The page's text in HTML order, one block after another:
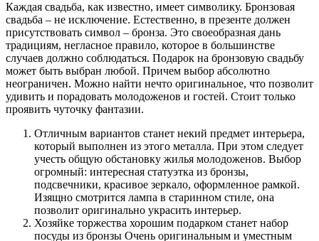
Каждая свадьба, как известно, имеет символику. Бронзовая
свадьба – не исключение. Естественно, в презенте должен
присутствовать символ – бронза. Это своеобразная дань
традициям, негласное правило, которое в большинстве
случаев должно соблюдаться. Подарок на бронзовую свадьбу
может быть выбран любой. Причем выбор абсолютно
неограничен. Можно найти нечто оригинальное, что позволит
удивить и порадовать молодоженов и гостей. Стоит только
проявить чуточку фантазии.
Отличным вариантов станет некий предмет интерьера,
который выполнен из этого металла. При этом следует
учесть общую обстановку жилья молодоженов. Выбор
огромный: интересная статуэтка из бронзы,
подсвечники, красивое зеркало, оформленное рамкой.
Изящно смотрится лампа в старинном стиле, она
позволит оригинально украсить интерьер.
Хозяйке торжества хорошим подарком станет набор
посуды из бронзы Очень оригинальным и уместным